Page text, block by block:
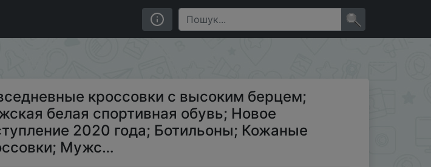
белая спортивная обувь; Новое поступление 2020 года; Ботильоны; Кожаные
кроссовки с высоким берцем;
белая спортивная обувь; Новое
2020 года; Ботильоны; Кожаные
Мужс…